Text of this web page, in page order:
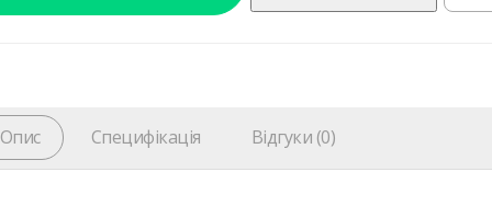
Опис Специфікація Відгуки (0)